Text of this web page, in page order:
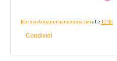
Marina damammaamamma.net alle 12:45
Condividi